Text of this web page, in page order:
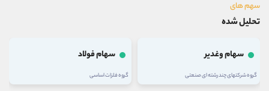
سهم های
تحلیل شده
سهام وغدیر
گروه شرکتهای چند رشته ای صنعتی
سهام فولاد
گروه فلزات اساسی